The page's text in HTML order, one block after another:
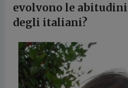
evolvono le
degli italiani?